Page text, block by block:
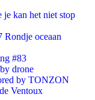
kan het niet stop
Rondje oceaan
#83
drone
by TONZON
Ventoux